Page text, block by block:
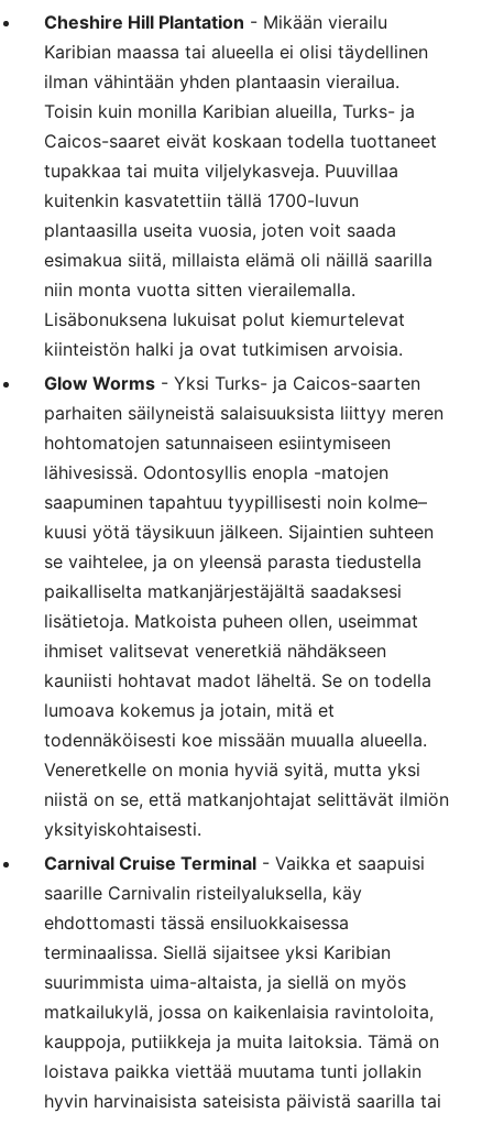
Cheshire Hill Plantation - Mikään vierailu
Karibian maassa tai alueella ei olisi täydellinen
ilman vähintään yhden plantaasin vierailua.
Toisin kuin monilla Karibian alueilla, Turks- ja
Caicos-saaret eivät koskaan todella tuottaneet
tupakkaa tai muita viljelykasveja. Puuvillaa
kuitenkin kasvatettiin tällä 1700-luvun
plantaasilla useita vuosia, joten voit saada
esimakua siitä, millaista elämä oli näillä saarilla
niin monta vuotta sitten vierailemalla.
Lisäbonuksena lukuisat polut kiemurtelevat
kiinteistön halki ja ovat tutkimisen arvoisia.
Glow Worms - Yksi Turks- ja Caicos-saarten
parhaiten säilyneistä salaisuuksista liittyy meren
hohtomatojen satunnaiseen esiintymiseen
lähivesissä. Odontosyllis enopla -matojen
saapuminen tapahtuu tyypillisesti noin kolme–
kuusi yötä täysikuun jälkeen. Sijaintien suhteen
se vaihtelee, ja on yleensä parasta tiedustella
paikalliselta matkanjärjestäjältä saadaksesi
lisätietoja. Matkoista puheen ollen, useimmat
ihmiset valitsevat veneretkiä nähdäkseen
kauniisti hohtavat madot läheltä. Se on todella
lumoava kokemus ja jotain, mitä et
todennäköisesti koe missään muualla alueella.
Veneretkelle on monia hyviä syitä, mutta yksi
niistä on se, että matkanjohtajat selittävät ilmiön
yksityiskohtaisesti.
Carnival Cruise Terminal - Vaikka et saapuisi
saarille Carnivalin risteilyaluksella, käy
ehdottomasti tässä ensiluokkaisessa
terminaalissa. Siellä sijaitsee yksi Karibian
suurimmista uima-altaista, ja siellä on myös
matkailukylä, jossa on kaikenlaisia ravintoloita,
kauppoja, putiikkeja ja muita laitoksia. Tämä on
loistava paikka viettää muutama tunti jollakin
hyvin harvinaisista sateisista päivistä saarilla tai